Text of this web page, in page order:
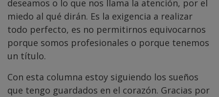
deseamos o lo que nos llama la atención, por el
miedo al qué dirán. Es la exigencia a realizar
todo perfecto, es no permitirnos equivocarnos
porque somos profesionales o porque tenemos
un título.
Con esta columna estoy siguiendo los sueños
que tengo guardados en el corazón. Gracias por